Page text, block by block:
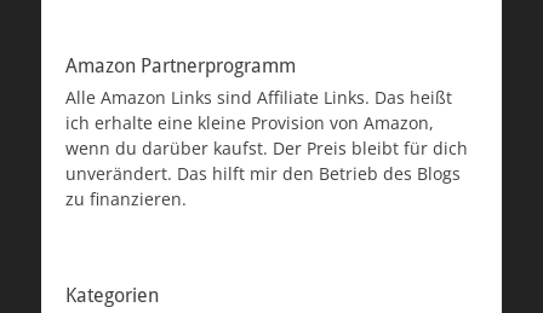
Amazon Partnerprogramm
Alle Amazon Links sind Affiliate Links. Das heißt
ich erhalte eine kleine Provision von Amazon,
wenn du darüber kaufst. Der Preis bleibt für dich
unverändert. Das hilft mir den Betrieb des Blogs
zu finanzieren.
Kategorien